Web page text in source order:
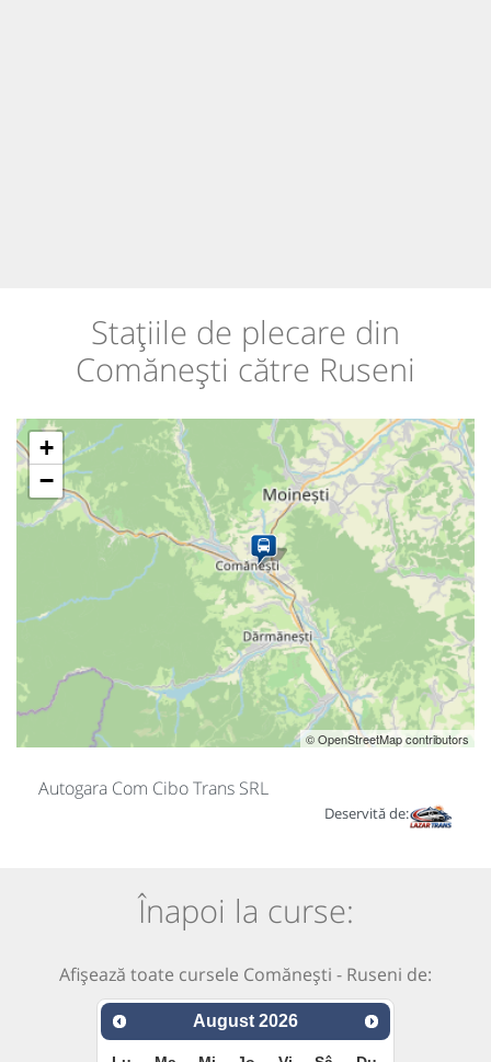
Stațiile de plecare din
Comănești către Ruseni
+
−
© OpenStreetMap contributors
Autogara Com Cibo Trans SRL
Deservită de:
Înapoi la curse:
Afișează toate cursele Comănești - Ruseni de:
August 2026